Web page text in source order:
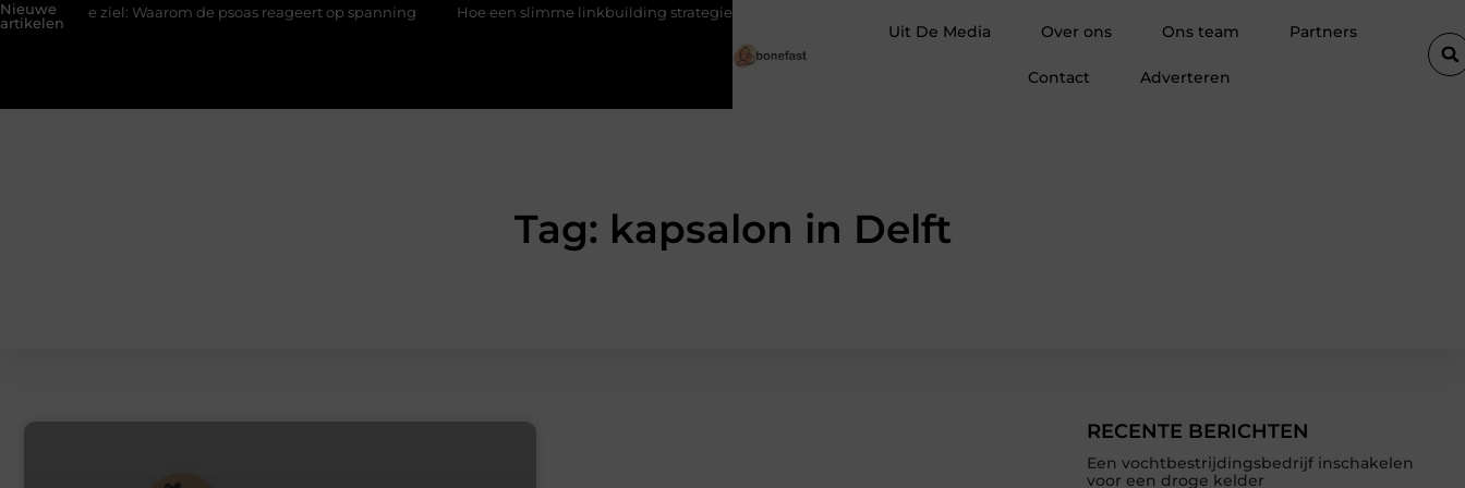
Nieuwe
artikelen
de ziel: Waarom de psoas reageert op spanning Hoe een slimme linkbuilding strategie je een blijvende voorsprong geeft in SEO
Uit De Media Over ons Ons team Partners
Contact Adverteren
Tag: kapsalon in Delft
RECENTE BERICHTEN
Een vochtbestrijdingsbedrijf inschakelen
voor een droge kelder